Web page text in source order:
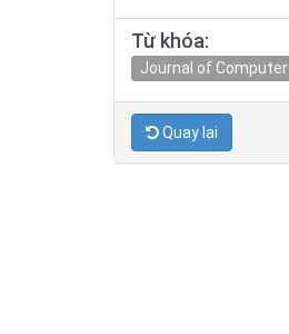
Từ khóa:
Journal of
Quay lại